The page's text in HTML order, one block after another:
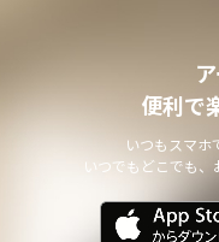
便利で
いつもスマホ
いつでもどこでも、